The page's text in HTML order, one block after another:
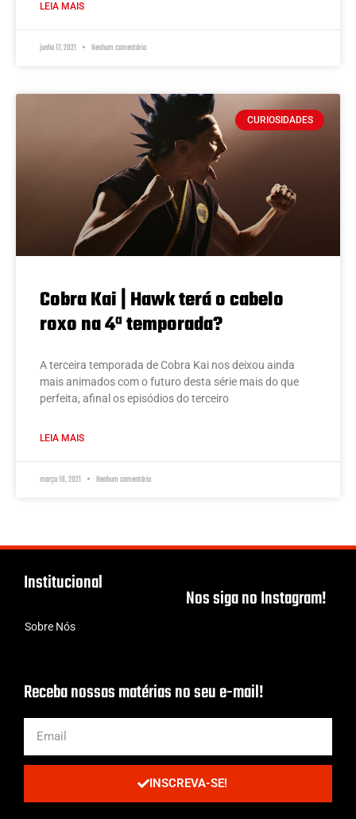
LEIA MAIS
junho 17, 2021 Nenhum comentário
CURIOSIDADES
Cobra Kai | Hawk terá o cabelo
roxo na 4ª temporada?
A terceira temporada de Cobra Kai nos deixou ainda
mais animados com o futuro desta série mais do que
perfeita, afinal os episódios do terceiro
LEIA MAIS
março 18, 2021 Nenhum comentário
Institucional
Sobre Nós
Nos siga no Instagram!
Receba nossas matérias no seu e-mail!
INSCREVA-SE!